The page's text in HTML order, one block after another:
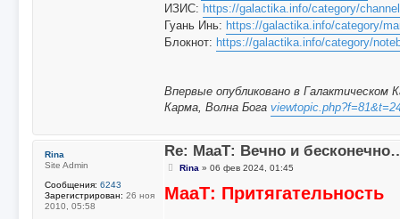
ИЗИС: https://galactika.info/category/
Гуань Инь: https://galactika.info/category/
Блокнот: https://galactika.info/category/
Впервые опубликовано в Галактическом
Карма, Волна Бога
Rina
Site Admin
Сообщения: 6243
Зарегистрирован: 26 ноя
2010, 05:58
Re: МааТ: Вечно и
С
о
б
Rina »06 фев 2024, 01:45
МааТ: Притягательность